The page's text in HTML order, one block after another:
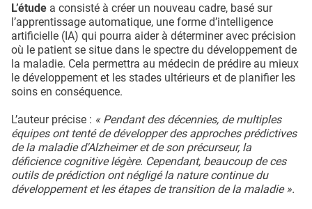
L’étude a consisté à créer un nouveau cadre, basé sur
l’apprentissage automatique, une forme d’intelligence
artificielle (IA) qui pourra aider à déterminer avec précision
où le patient se situe dans le spectre du développement de
la maladie. Cela permettra au médecin de prédire au mieux
le développement et les stades ultérieurs et de planifier les
soins en conséquence.
L’auteur précise : « Pendant des décennies, de multiples
équipes ont tenté de développer des approches prédictives
de la maladie d'Alzheimer et de son précurseur, la
déficience cognitive légère. Cependant, beaucoup de ces
outils de prédiction ont négligé la nature continue du
développement et les étapes de transition de la maladie ».